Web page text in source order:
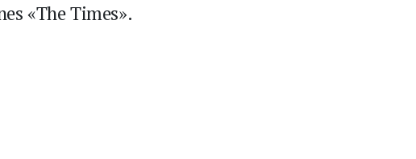
«The Times».